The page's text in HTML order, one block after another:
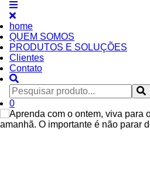
home
QUEM SOMOS
PRODUTOS E SOLUÇÕES
Clientes
Contato
0